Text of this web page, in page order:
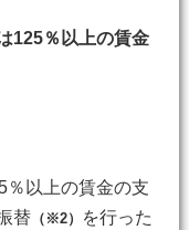
％以上の賃金
以上の賃金の支
替（※2）
を行った